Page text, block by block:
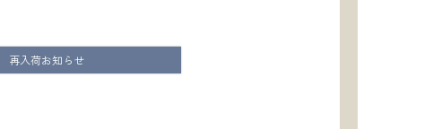
再入荷お知らせ